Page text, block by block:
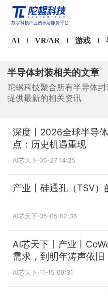
AI VR/AR 游戏
半导体封装相关的文章
陀螺科技聚合所有半导体
提供最新的相关资讯
深度丨2026全球半导
点：历史机遇重现
AI芯天下·05-27 14:25
产业丨硅通孔（TSV）
AI芯天下·05-05 02:38
AI芯天下丨产业丨
需求，到明年涛声依旧
AI芯天下·11-15 09:31